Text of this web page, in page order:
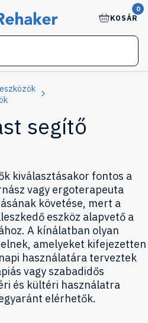
0
KOSÁR
segítő
kiválasztásakor fontos a
vagy ergoterapeuta
követése, mert a
eszköz alapvető a
A kínálatban olyan
amelyeket kifejezetten
használatára terveztek
vagy szabadidős
és kültéri használatra
elérhetők.